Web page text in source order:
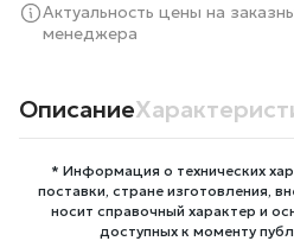
Актуальность цены на
менеджера
Описание
* Информация о технических
поставки, стране изготовления,
носит справочный характер и
доступных к моменту